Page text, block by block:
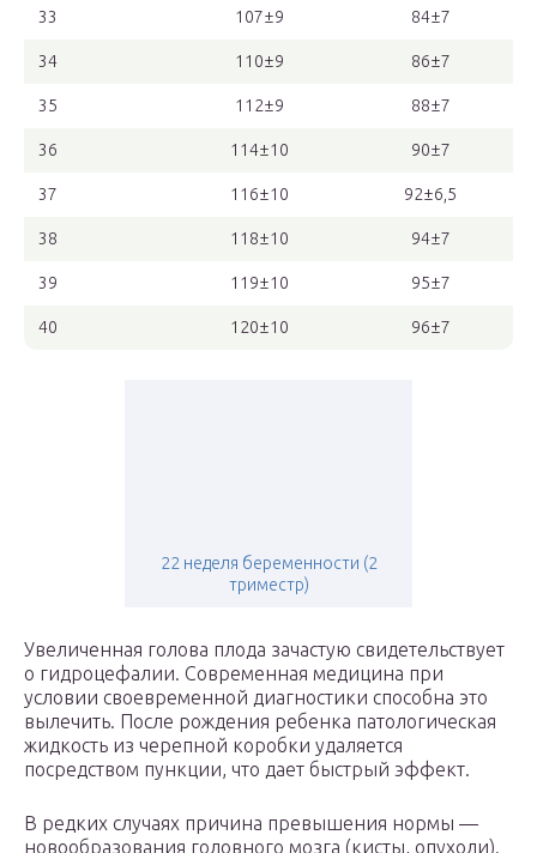
33 107±9 84±7
34 110±9 86±7
35 112±9 88±7
36 114±10 90±7
37 116±10 92±6,5
38 118±10 94±7
39 119±10 95±7
40 120±10 96±7
22 неделя беременности (2
триместр)
Увеличенная голова плода зачастую свидетельствует
о гидроцефалии. Современная медицина при
условии своевременной диагностики способна это
вылечить. После рождения ребенка патологическая
жидкость из черепной коробки удаляется
посредством пункции, что дает быстрый эффект.
В редких случаях причина превышения нормы —
новообразования головного мозга (кисты, опухоли).